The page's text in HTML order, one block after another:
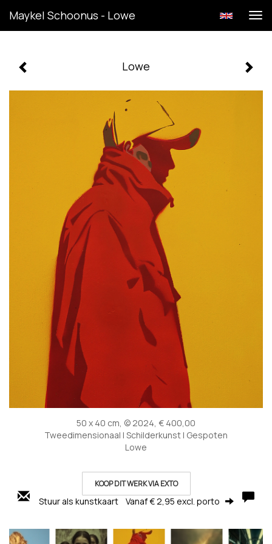
Maykel Schoonus - Lowe
Lowe
50 x 40 cm, © 2024, € 400,00
Tweedimensionaal | Schilderkunst | Gespoten
Lowe
KOOP DIT WERK VIA EXTO
Stuur als kunstkaart Vanaf € 2,95 excl. porto